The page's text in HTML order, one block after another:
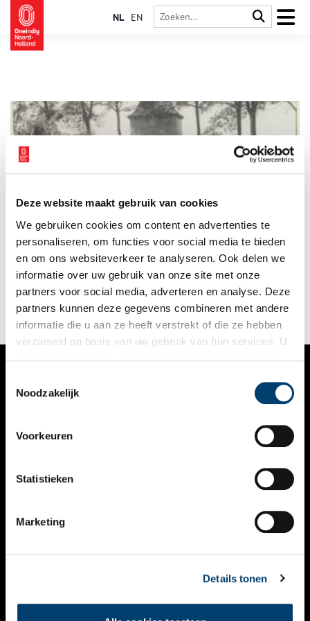
Deze website maakt gebruik van cookies
We gebruiken cookies om content en advertenties te
personaliseren, om functies voor social media te bieden
en om ons websiteverkeer te analyseren. Ook delen we
informatie over uw gebruik van onze site met onze
partners voor social media, adverteren en analyse. Deze
partners kunnen deze gegevens combineren met andere
informatie die u aan ze heeft verstrekt of die ze hebben
verzameld op basis van uw gebruik van hun services. U
Noodzakelijk
Voorkeuren
Statistieken
Marketing
Details tonen
NL EN
De Boerenboom is de meest nabij gelegen waterpoort ten
noorden van de Koepoort, waar de Noorder-Boerenvaart en de
Burgwal samenkomen. Dit is een van de twee overgebleven
waterpoorten van de oude vestingwal uit 1600.
VERHALEN
KALENDER
THEMA’S
VIDEO’S
CONTACT